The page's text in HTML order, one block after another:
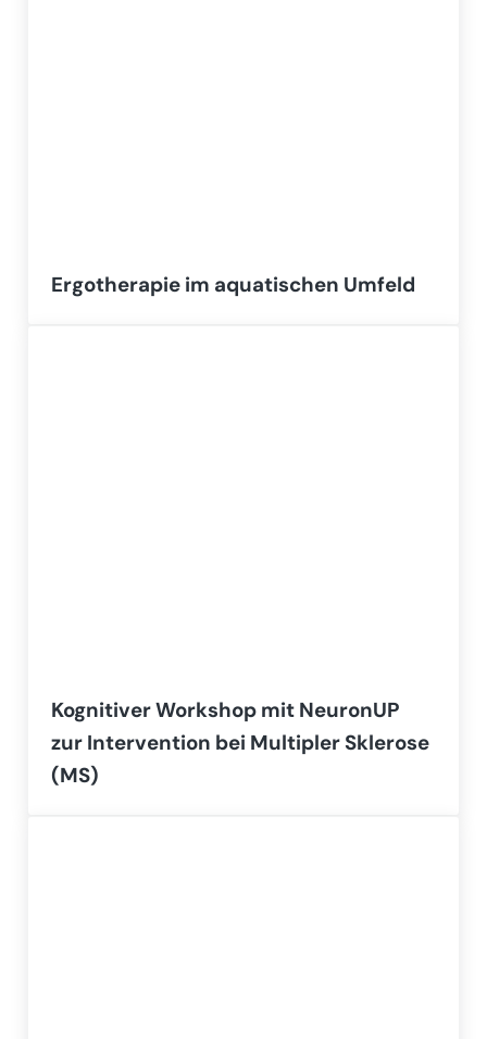
Ergotherapie im aquatischen Umfeld
Kognitiver Workshop mit NeuronUP
zur Intervention bei Multipler Sklerose
(MS)